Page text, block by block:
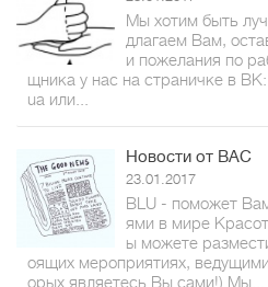
Мы хотим быть
длагаем Вам,
и пожелания по
щника у нас на страничке в
ua или...
Новости от ВАС
23.01.2017
BLU - поможет
ями в мире
ы можете
оящих мероприятиях,
орых являетесь Вы сами!) Мы...